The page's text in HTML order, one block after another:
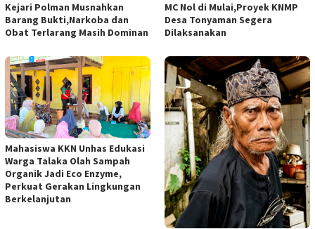
Kejari Polman Musnahkan
Barang Bukti,Narkoba dan
Obat Terlarang Masih Dominan
MC Nol di Mulai,Proyek KNMP
Desa Tonyaman Segera
Dilaksanakan
Mahasiswa KKN Unhas Edukasi
Warga Talaka Olah Sampah
Organik Jadi Eco Enzyme,
Perkuat Gerakan Lingkungan
Berkelanjutan